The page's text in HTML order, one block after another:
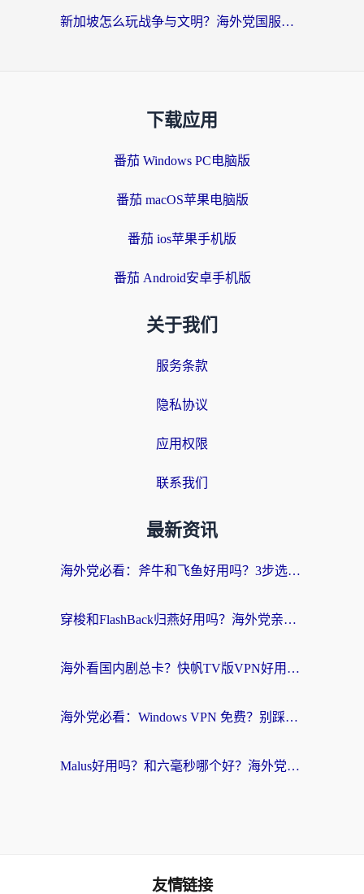
新加坡怎么玩战争与文明？海外党国服游戏加速器终极避坑指南
下载应用
番茄 Windows PC电脑版
番茄 macOS苹果电脑版
番茄 ios苹果手机版
番茄 Android安卓手机版
关于我们
服务条款
隐私协议
应用权限
联系我们
最新资讯
海外党必看：斧牛和飞鱼好用吗？3步选对回国加速器，无缝刷剧玩国服
穿梭和FlashBack归燕好用吗？海外党亲测3款热门回国加速器，教你选对不踩坑
海外看国内剧总卡？快帆TV版VPN好用吗？和快滚VPN对比哪个回国效果更好？
海外党必看：Windows VPN 免费？别踩坑！教你选对好用的国内加速器无缝回国
Malus好用吗？和六毫秒哪个好？海外党选回国加速器的避坑指南
友情链接